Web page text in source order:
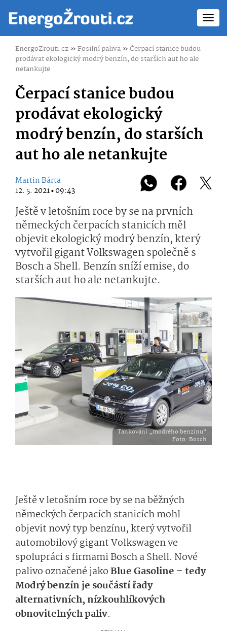
EnergoZrouti.cz»Fosilní paliva»Čerpací stanice budou
prodávat ekologický modrý benzín, do starších aut ho ale
netankujte
Čerpací stanice budou
prodávat ekologický
modrý benzín, do starších
aut ho ale netankujte
Martin Bárta
12. 5. 2021 ▪ 09:43
Ještě v letošním roce by se na prvních
německých čerpacích stanicích měl
objevit ekologický modrý benzín, který
vytvořil gigant Volkswagen společně s
Bosch a Shell. Benzín sníží emise, do
starších aut ho ale netankujte.
Tankování „modrého benzínu“
Foto: Bosch
Ještě v letošním roce by se na běžných
německých čerpacích stanicích mohl
objevit nový typ benzínu, který vytvořil
automobilový gigant Volkswagen ve
spolupráci s firmami Bosch a Shell. Nové
palivo označené jakoBlue Gasoline – tedy
Modrý benzín je součástí řady
alternativních, nízkouhlíkových
obnovitelných paliv.